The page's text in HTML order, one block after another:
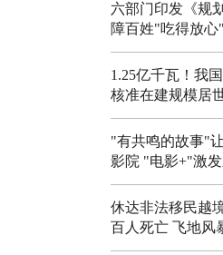
六部门印发《规
障百姓"吃得放
1.25亿千瓦！我
核准在建规模居
"有共鸣的故事"
影院 "电影+"激
休达非法移民越
百人死亡 飞地风